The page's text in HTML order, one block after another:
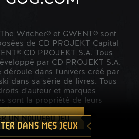
un nouveau jeu
DANS MES JEUX
Witcher® et GWENT® sont
de CD PROJEKT Capital
CD PROJEKT S.A. Tous
par CD PROJEKT S.A.
déroule dans l'univers créé par
dans sa série de livres. Tous
d'auteur et marques
sont la propriété de leurs
respectifs.